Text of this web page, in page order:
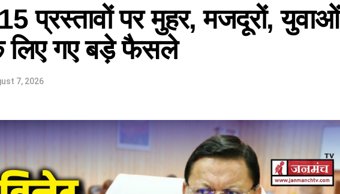
प्रस्तावों पर मुहर, मजदूरों, युवाओं
लिए गए बड़े फैसले
7, 2026